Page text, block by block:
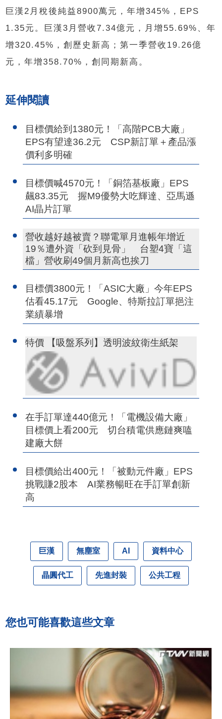
巨漢2月稅後純益8900萬元，年增345%，EPS
1.35元。巨漢3月營收7.34億元，月增55.69%、年
增320.45%，創歷史新高；第一季營收19.26億
元，年增358.70%，創同期新高。
延伸閱讀
目標價給到1380元！「高階PCB大廠」
EPS有望達36.2元 CSP新訂單＋產品漲
價利多明確
目標價喊4570元！「銅箔基板廠」EPS
飆83.35元 握M9優勢大吃輝達、亞馬遜
AI晶片訂單
營收越好越被賣？聯電單月進帳年增近
19％遭外資「砍到見骨」 台塑4寶「這
檔」營收刷49個月新高也挨刀
目標價3800元！「ASIC大廠」今年EPS
估看45.17元 Google、特斯拉訂單挹注
業績暴增
特價 【吸盤系列】透明波紋衛生紙架
在手訂單達440億元！「電機設備大廠」
目標價上看200元 切台積電供應鏈爽嗑
建廠大餅
目標價給出400元！「被動元件廠」EPS
挑戰賺2股本 AI業務暢旺在手訂單創新
高
巨漢 無塵室 AI 資料中心
晶圓代工 先進封裝 公共工程
您也可能喜歡這些文章